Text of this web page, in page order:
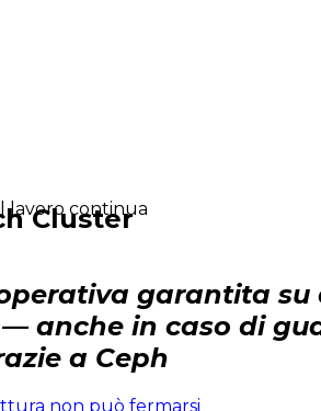
Cluster
garantita su
anche in caso di
a Ceph
non può fermarsi